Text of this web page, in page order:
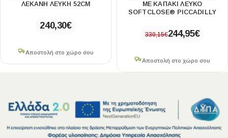
ΛΕΚΑΝΗ ΛΕΥΚΗ 52CM
240,30€
Αποστολή στο χώρο σου
ΜΕ ΚΑΠΑΚΙ ΛΕΥΚΟ
SOFTCLOSE® PICCADILLY
330,15€244,95€
Αποστολή στο χώρο σου